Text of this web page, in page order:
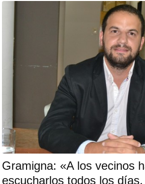
Gramigna: «A los vecinos
escucharlos todos los